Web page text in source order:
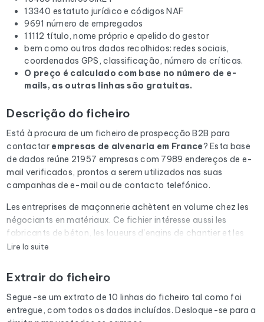
13340 estatuto jurídico e códigos NAF
9691 número de empregados
11112 título, nome próprio e apelido do gestor
bem como outros dados recolhidos: redes sociais,
coordenadas GPS, classificação, número de críticas.
O preço é calculado com base no número de e-
mails, as outras linhas são gratuitas.
Descrição do ficheiro
Está à procura de um ficheiro de prospecção B2B para
contactar empresas de alvenaria em France? Esta base
de dados reúne 21957 empresas com 7989 endereços de e-
mail verificados, prontos a serem utilizados nas suas
campanhas de e-mail ou de contacto telefónico.
Les entreprises de maçonnerie achètent en volume chez les
négociants en matériaux. Ce fichier intéresse aussi les
fabricants de béton, les loueurs d'engins de chantier et les
bureaux de contrôle technique.
automática através do Cleanmylist.email antes de ser
incluído. Os endereços inválidos, as caixas de correio cheias
e os domínios expirados são removidos. Resultado: uma
baixa taxa de rejeição e campanhas que chegam à caixa de
Lire la suite
Extrair do ficheiro
Segue-se um extrato de 10 linhas do ficheiro tal como foi
entregue, com todos os dados incluídos. Desloque-se para a